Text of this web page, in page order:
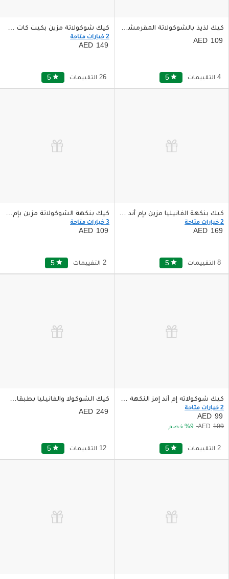
كيك لذيذ بالشوكولاتة المقرمشة والبندق حجم صغير
109
5 star 4 التقييمات
2 خيارات متاحة
149
5 star 26 التقييمات
2 خيارات متاحة
169
5 star 8 التقييمات
3 خيارات متاحة
109
5 star 2 التقييمات
2 خيارات متاحة
99
109
9 خصم
5 star 2 التقييمات
كيك الشوكولا والفانيليا بطبقات ملونة من الداخل
249
5 star 12 التقييمات